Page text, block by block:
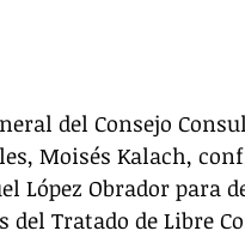
del Consejo
Moisés Kalach,
López Obrador para
del Tratado de Libre